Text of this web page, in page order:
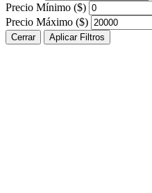
Precio Mínimo ($)
Precio Máximo ($)
Cerrar Aplicar Filtros